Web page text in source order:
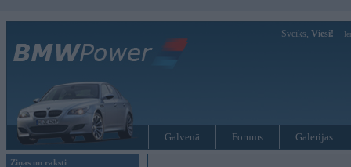
Sveiks, Viesi!
Galvenā Forums Galerijas
Ziņas un raksti